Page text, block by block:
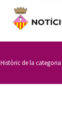
Històric de la categoria